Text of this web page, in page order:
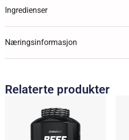
Ingredienser
Næringsinformasjon
Relaterte produkter